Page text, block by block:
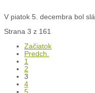
V piatok 5. decembra bol
Strana 3 z 161
Začiatok
Predch.
1
2
3
4